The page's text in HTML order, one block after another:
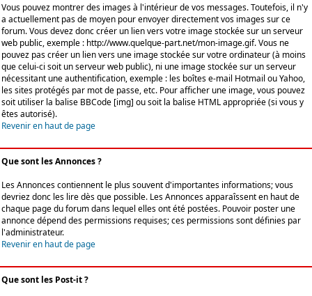
Vous pouvez montrer des images à l'intérieur de vos messages. Toutefois, il n'y
a actuellement pas de moyen pour envoyer directement vos images sur ce
forum. Vous devez donc créer un lien vers votre image stockée sur un serveur
web public, exemple : http://www.quelque-part.net/mon-image.gif. Vous ne
pouvez pas créer un lien vers une image stockée sur votre ordinateur (à moins
que celui-ci soit un serveur web public), ni une image stockée sur un serveur
nécessitant une authentification, exemple : les boîtes e-mail Hotmail ou Yahoo,
les sites protégés par mot de passe, etc. Pour afficher une image, vous pouvez
soit utiliser la balise BBCode [img] ou soit la balise HTML appropriée (si vous y
êtes autorisé).
Revenir en haut de page
Que sont les Annonces ?
Les Annonces contiennent le plus souvent d'importantes informations; vous
devriez donc les lire dès que possible. Les Annonces apparaîssent en haut de
chaque page du forum dans lequel elles ont été postées. Pouvoir poster une
annonce dépend des permissions requises; ces permissions sont définies par
l'administrateur.
Revenir en haut de page
Que sont les Post-it ?